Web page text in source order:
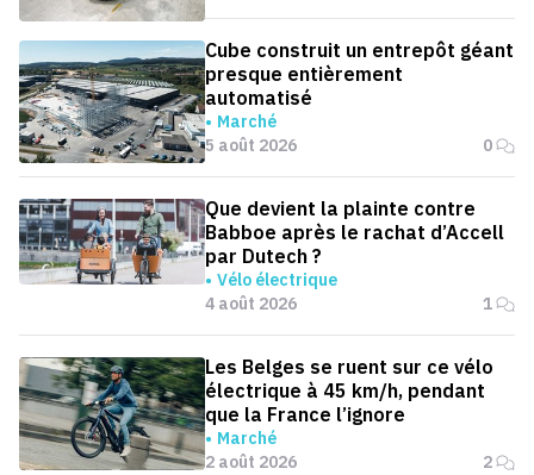
Cube construit un entrepôt géant
presque entièrement
automatisé
Marché
5 août 2026
0
Que devient la plainte contre
Babboe après le rachat d’Accell
par Dutech ?
Vélo électrique
4 août 2026
1
Les Belges se ruent sur ce vélo
électrique à 45 km/h, pendant
que la France l’ignore
Marché
2 août 2026
2